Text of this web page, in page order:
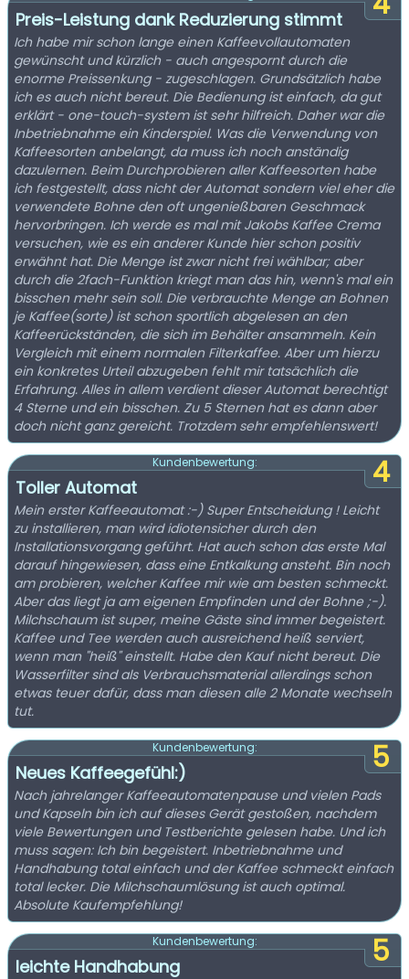
Preis-Leistung dank Reduzierung stimmt
Ich habe mir schon lange einen Kaffeevollautomaten
gewünscht und kürzlich - auch angespornt durch die
enorme Preissenkung - zugeschlagen. Grundsätzlich habe
ich es auch nicht bereut. Die Bedienung ist einfach, da gut
erklärt - one-touch-system ist sehr hilfreich. Daher war die
Inbetriebnahme ein Kinderspiel. Was die Verwendung von
Kaffeesorten anbelangt, da muss ich noch anständig
dazulernen. Beim Durchprobieren aller Kaffeesorten habe
ich festgestellt, dass nicht der Automat sondern viel eher die
verwendete Bohne den oft ungenießbaren Geschmack
hervorbringen. Ich werde es mal mit Jakobs Kaffee Crema
versuchen, wie es ein anderer Kunde hier schon positiv
erwähnt hat. Die Menge ist zwar nicht frei wählbar; aber
durch die 2fach-Funktion kriegt man das hin, wenn's mal ein
bisschen mehr sein soll. Die verbrauchte Menge an Bohnen
je Kaffee(sorte) ist schon sportlich abgelesen an den
Kaffeerückständen, die sich im Behälter ansammeln. Kein
Vergleich mit einem normalen Filterkaffee. Aber um hierzu
ein konkretes Urteil abzugeben fehlt mir tatsächlich die
Erfahrung. Alles in allem verdient dieser Automat berechtigt
4 Sterne und ein bisschen. Zu 5 Sternen hat es dann aber
doch nicht ganz gereicht. Trotzdem sehr empfehlenswert!
4
Kundenbewertung:
Toller Automat
Mein erster Kaffeeautomat :-) Super Entscheidung ! Leicht
zu installieren, man wird idiotensicher durch den
Installationsvorgang geführt. Hat auch schon das erste Mal
darauf hingewiesen, dass eine Entkalkung ansteht. Bin noch
am probieren, welcher Kaffee mir wie am besten schmeckt.
Aber das liegt ja am eigenen Empfinden und der Bohne ;-).
Milchschaum ist super, meine Gäste sind immer begeistert.
Kaffee und Tee werden auch ausreichend heiß serviert,
wenn man "heiß" einstellt. Habe den Kauf nicht bereut. Die
Wasserfilter sind als Verbrauchsmaterial allerdings schon
etwas teuer dafür, dass man diesen alle 2 Monate wechseln
tut.
5
Kundenbewertung:
Neues Kaffeegefühl:)
Nach jahrelanger Kaffeeautomatenpause und vielen Pads
und Kapseln bin ich auf dieses Gerät gestoßen, nachdem
viele Bewertungen und Testberichte gelesen habe. Und ich
muss sagen: Ich bin begeistert. Inbetriebnahme und
Handhabung total einfach und der Kaffee schmeckt einfach
total lecker. Die Milchschaumlösung ist auch optimal.
Absolute Kaufempfehlung!
5
Kundenbewertung:
leichte Handhabung